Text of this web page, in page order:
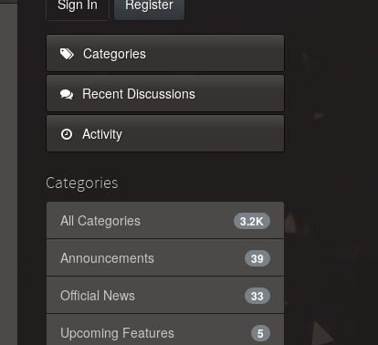
Sign In Register
Categories
Recent Discussions
Activity
Categories
3.2K
All Categories
39
Announcements
33
Official News
5
Upcoming Features